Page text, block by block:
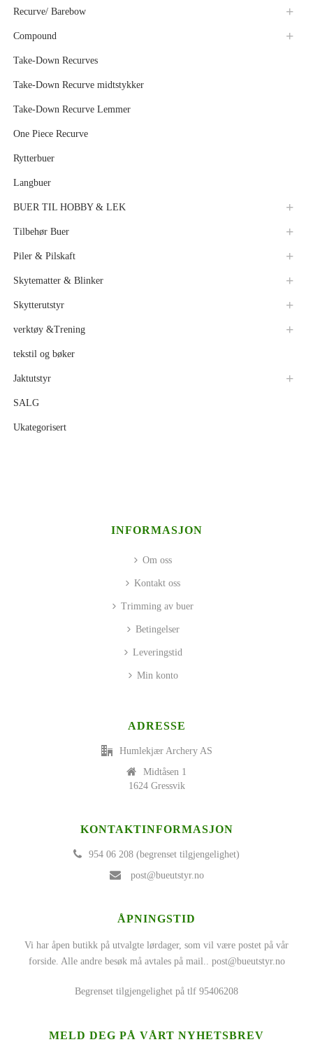
Recurve/ Barebow
Compound
Take-Down Recurves
Take-Down Recurve midtstykker
Take-Down Recurve Lemmer
One Piece Recurve
Rytterbuer
Langbuer
BUER TIL HOBBY & LEK
Tilbehør Buer
Piler & Pilskaft
Skytematter & Blinker
Skytterutstyr
verktøy &Trening
tekstil og bøker
Jaktutstyr
SALG
Ukategorisert
INFORMASJON
Om oss
Kontakt oss
Trimming av buer
Betingelser
Leveringstid
Min konto
ADRESSE
Humlekjær Archery AS
Midtåsen 1
1624 Gressvik
KONTAKTINFORMASJON
954 06 208 (begrenset tilgjengelighet)
post@bueutstyr.no
ÅPNINGSTID
Vi har åpen butikk på utvalgte lørdager, som vil være postet på vår
forside. Alle andre besøk må avtales på mail.. post@bueutstyr.no
Begrenset tilgjengelighet på tlf 95406208
MELD DEG PÅ VÅRT NYHETSBREV